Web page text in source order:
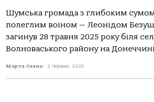
Шумська громада з глибоким
полеглим воїном — Леонідом
загинув 28 травня 2025 року біля
Волноваського району на
Марта Сахно - 2 Червня, 2025